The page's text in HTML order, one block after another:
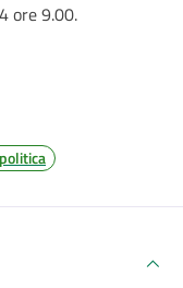
ore 9.00.